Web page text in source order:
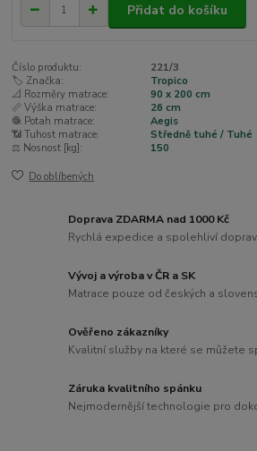
Přidat do košíku
Číslo produktu:
221/3
🏷️ Značka:
Tropico
📐 Rozměry matrace:
90 x 200 cm
📏 Výška matrace:
26 cm
🧶 Potah matrace:
Aegis
📶 Tuhost matrace:
Středně tuhé / Tuhé
⚖️ Nosnost [kg]:
150
Do oblíbených
Doprava ZDARMA nad 1000 Kč
Rychlá expedice a spolehliví
Vývoj a výroba v ČR a SK
Matrace pouze od českých a
Ověřeno zákazníky
Kvalitní služby na které se můžete
Záruka kvalitního spánku
Nejmodernější technologie pro